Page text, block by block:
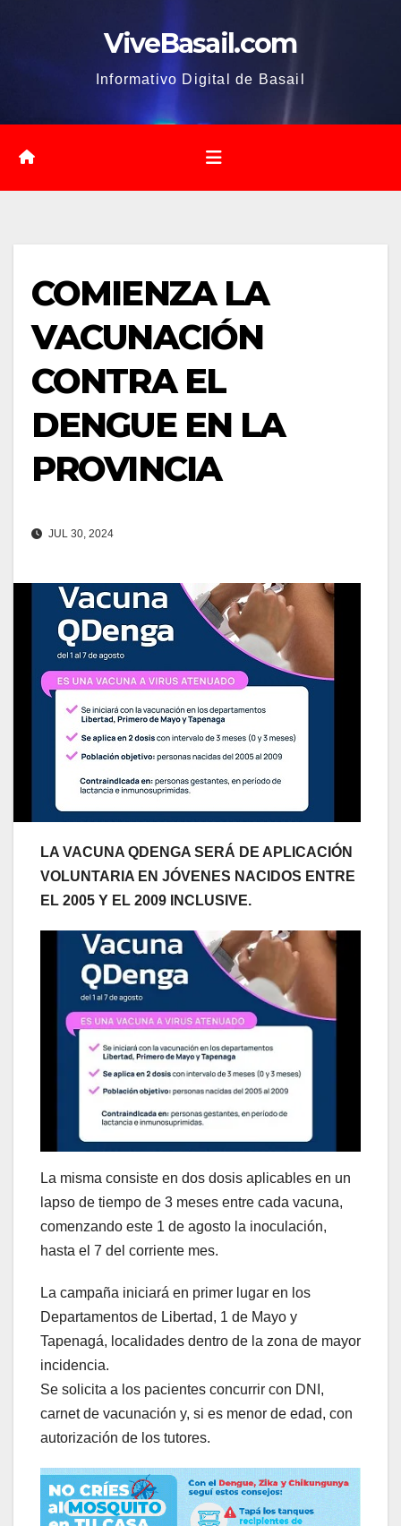
ViveBasail.com
Informativo Digital de Basail
COMIENZA LA
VACUNACIÓN
CONTRA EL
DENGUE EN LA
PROVINCIA
JUL 30, 2024
LA VACUNA QDENGA SERÁ DE APLICACIÓN
VOLUNTARIA EN JÓVENES NACIDOS ENTRE
EL 2005 Y EL 2009 INCLUSIVE.
La misma consiste en dos dosis aplicables en un
lapso de tiempo de 3 meses entre cada vacuna,
comenzando este 1 de agosto la inoculación,
hasta el 7 del corriente mes.
La campaña iniciará en primer lugar en los
Departamentos de Libertad, 1 de Mayo y
Tapenagá, localidades dentro de la zona de mayor
incidencia.
Se solicita a los pacientes concurrir con DNI,
carnet de vacunación y, si es menor de edad, con
autorización de los tutores.